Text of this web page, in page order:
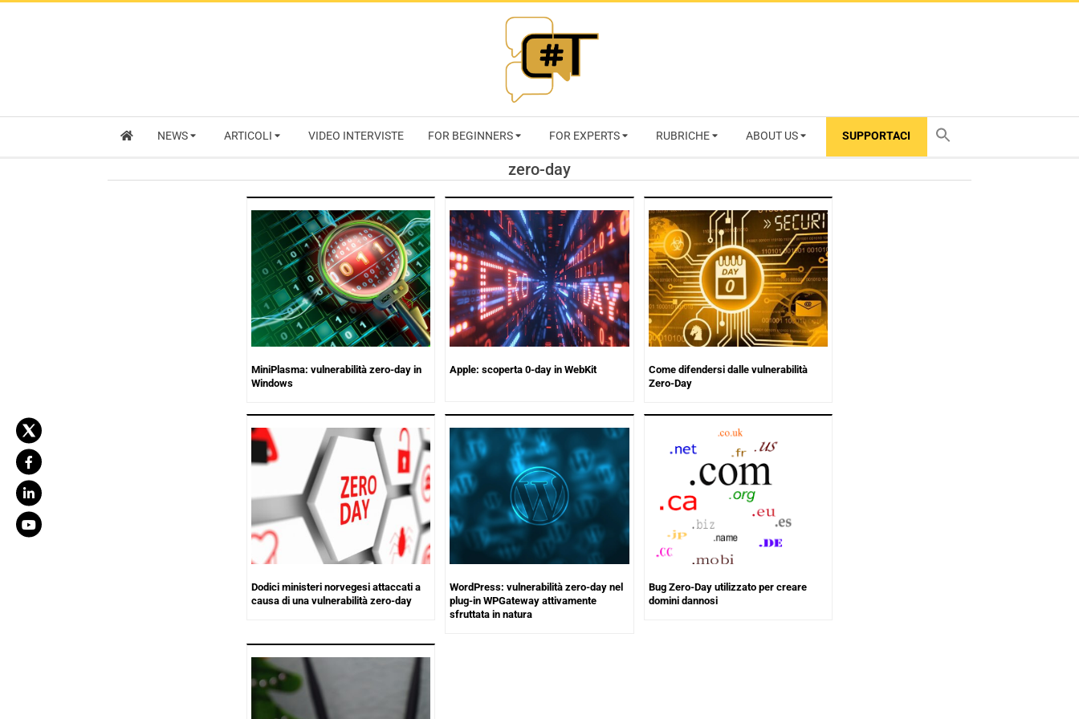
RIVISTA
CYBERSECURITY
TRENDS
NEWS ARTICOLI VIDEO INTERVISTE FOR BEGINNERS FOR EXPERTS RUBRICHE ABOUT US SUPPORTACI
zero-day
MiniPlasma: vulnerabilità zero-day in
Windows
Apple: scoperta 0-day in WebKit
Come difendersi dalle vulnerabilità
Zero-Day
Dodici ministeri norvegesi attaccati a
causa di una vulnerabilità zero-day
WordPress: vulnerabilità zero-day nel
plug-in WPGateway attivamente
sfruttata in natura
Bug Zero-Day utilizzato per creare
domini dannosi